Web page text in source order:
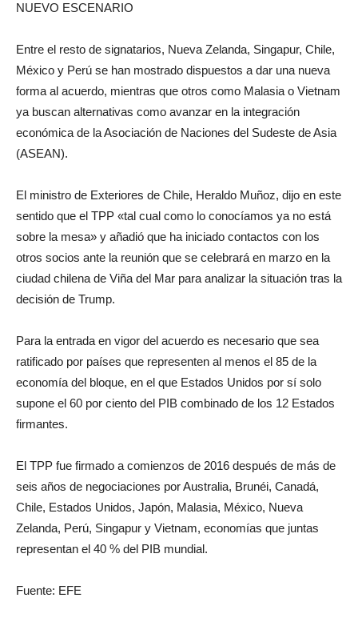
NUEVO ESCENARIO
Entre el resto de signatarios, Nueva Zelanda, Singapur, Chile,
México y Perú se han mostrado dispuestos a dar una nueva
forma al acuerdo, mientras que otros como Malasia o Vietnam
ya buscan alternativas como avanzar en la integración
económica de la Asociación de Naciones del Sudeste de Asia
(ASEAN).
El ministro de Exteriores de Chile, Heraldo Muñoz, dijo en este
sentido que el TPP «tal cual como lo conocíamos ya no está
sobre la mesa» y añadió que ha iniciado contactos con los
otros socios ante la reunión que se celebrará en marzo en la
ciudad chilena de Viña del Mar para analizar la situación tras la
decisión de Trump.
Para la entrada en vigor del acuerdo es necesario que sea
ratificado por países que representen al menos el 85 de la
economía del bloque, en el que Estados Unidos por sí solo
supone el 60 por ciento del PIB combinado de los 12 Estados
firmantes.
El TPP fue firmado a comienzos de 2016 después de más de
seis años de negociaciones por Australia, Brunéi, Canadá,
Chile, Estados Unidos, Japón, Malasia, México, Nueva
Zelanda, Perú, Singapur y Vietnam, economías que juntas
representan el 40 % del PIB mundial.
Fuente: EFE